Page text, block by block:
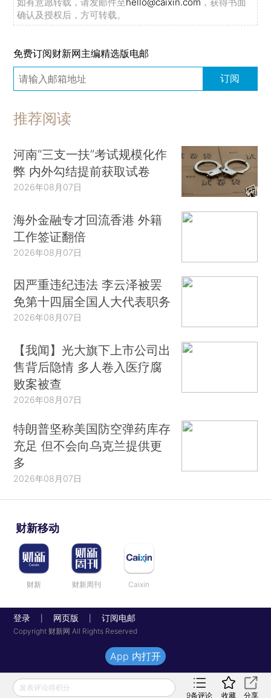
确认及授权后，方可转载。
免费订阅财新网主编精选版电邮
订阅
推荐阅读
河南“三支一扶”考试规模化作
弊 内外勾结提前获取试卷
2026年08月07日
海外金融专才回流香港 外籍
工作签证翻倍
2026年08月07日
因严重违纪违法 李云泽被罢
免第十四届全国人大代表职务
2026年08月07日
【我闻】光大旗下上市公司出
售背后隐情 多人卷入医疗腐
败案被查
2026年08月07日
特朗普坚称美国防空弹药库存
充足 但不会向乌克兰提供更
多
2026年08月07日
财新移动
财新 财新周刊 Caixin
登录 网页版 订阅电邮
Copyright 财新网 All Rights Reserved
发表评论得积分
9条评论 收藏 分享
App 内打开